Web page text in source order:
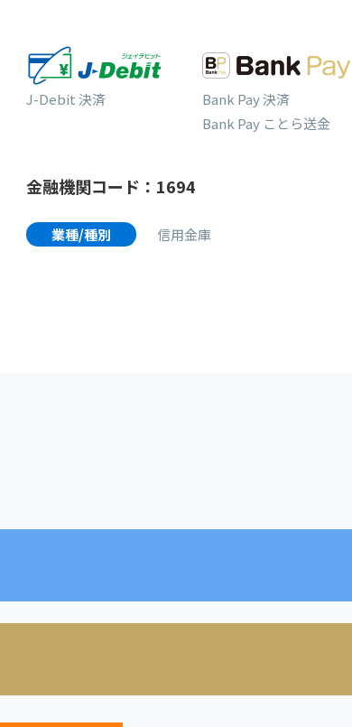
J-Debit 決済
Bank Pay 決済
Bank Pay ことら送金
金融機関コード：1694
業種/種別 信用金庫